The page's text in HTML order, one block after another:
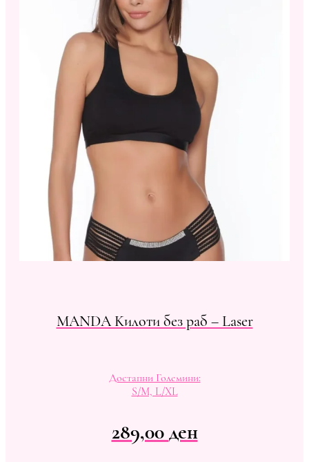
MANDA Kилоти без раб – Laser
Достапни Големини:
S/M, L/XL
289,00ден